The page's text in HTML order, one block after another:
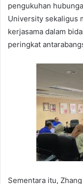
pengukuhan
University sekaligus
kerjasama dalam
peringkat
Sementara itu,